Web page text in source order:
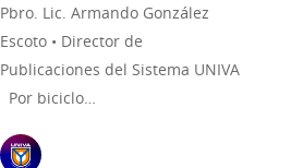
Pbro. Lic. Armando González
Escoto • Director de
Publicaciones del Sistema UNIVA
Por biciclo…